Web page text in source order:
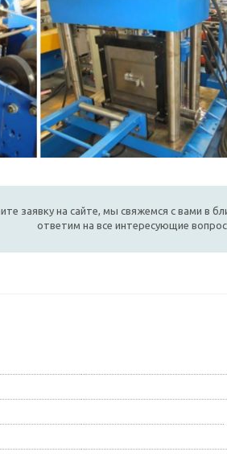
заявку на сайте, мы свяжемся с вами в
ответим на все интересующие